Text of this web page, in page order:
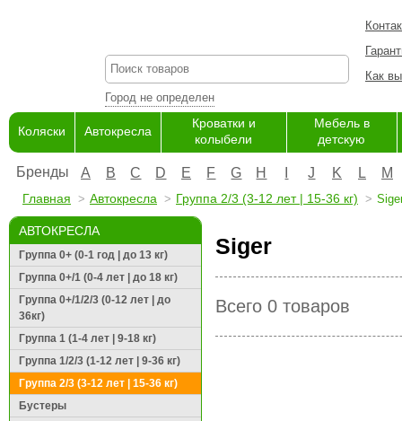
Город не определен
Как
Коляски Автокресла
Кроватки и
колыбели
Мебель в
детскую
Бренды A B C D E F G H J K L M
Главная Автокресла Группа 2/3 (3-12 лет | 15-36 кг)
АВТОКРЕСЛА
Группа 0+ (0-1 год | до 13 кг)
Группа 0+/1 (0-4 лет | до 18 кг)
Группа 0+/1/2/3 (0-12 лет | до
36кг)
Группа 1 (1-4 лет | 9-18 кг)
Группа 1/2/3 (1-12 лет | 9-36 кг)
Группа 2/3 (3-12 лет | 15-36 кг)
Бустеры
Siger
Всего 0 товаров